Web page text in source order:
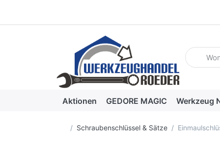
Geben
Aktionen GEDORE MAGIC Werkzeug
Startseite
Schraubenschlüssel & Sätze